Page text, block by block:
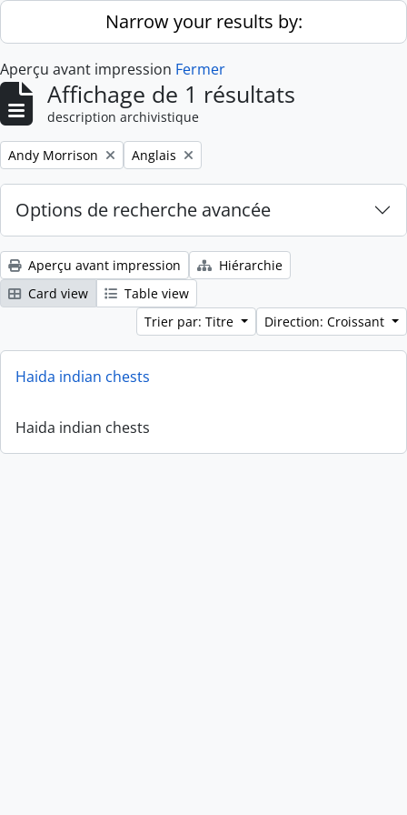
Skip to main contentNarrow your results by:
Aperçu avant impression Fermer
Affichage de 1 résultats
description archivistique
Remove filter:
Andy Morrison Remove filter:
Anglais
Options de recherche avancée
Aperçu avant impression
Hiérarchie
Card view
Table view
Trier par: Titre
Direction: Croissant
Haida indian chests
Haida indian chests